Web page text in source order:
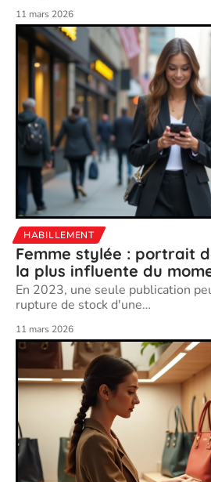
11 mars 2026
HABILLEMENT
Femme stylée : portrait
la plus influente du
En 2023, une seule publication
rupture de stock d'une…
11 mars 2026